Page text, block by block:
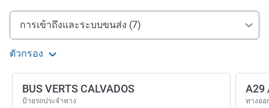
การเข้าถึงและการเดินทาง
การเข้าถึงและระบบขนส่ง (7)
ตัวกรอง
BUS VERTS CALVADOS
ป้ายรถประจำทาง
A29
ทางออ